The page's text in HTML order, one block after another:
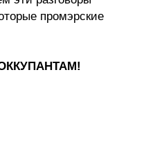
промэрские